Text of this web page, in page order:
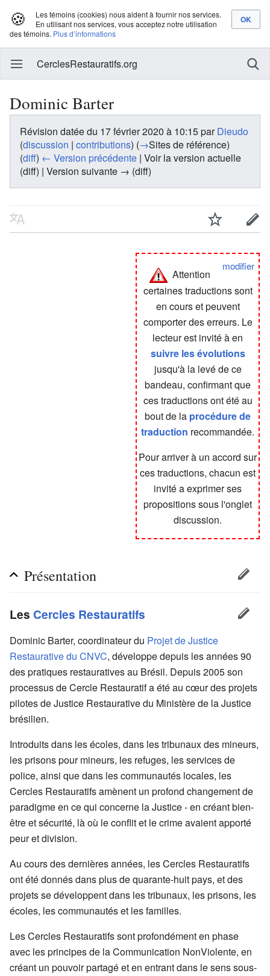
🍪
Les témoins (cookies) nous aident à fournir nos services.
En utilisant nos services, vous acceptez notre utilisation
des témoins. Plus d’informations
CerclesRestauratifs.org
Dominic Barter
Révision datée du 17 février 2020 à 10:15 parDieudo
(discussion | contributions) (→Sites de référence)
(diff) ← Version précédente | Voir la version actuelle
(diff) | Version suivante → (diff)
modifier
Attention
certaines traductions sont
en cours et peuvent
comporter des erreurs. Le
lecteur est invité à en
suivre les évolutions
jusqu'à la levé de ce
bandeau, confirmant que
ces traductions ont été au
bout de la procédure de
traduction recommandée.
Pour arriver à un accord sur
ces traductions, chacun est
invité a exprimer ses
propositions sous l'onglet
discussion.
Présentation
Les Cercles Restauratifs
Dominic Barter, coordinateur du Projet de Justice
Restaurative du CNVC, développe depuis les années 90
des pratiques restauratives au Brésil. Depuis 2005 son
processus de Cercle Restauratif a été au cœur des projets
pilotes de Justice Restaurative du Ministère de la Justice
brésilien.
Introduits dans les écoles, dans les tribunaux des mineurs,
les prisons pour mineurs, les refuges, les services de
police, ainsi que dans les communautés locales, les
Cercles Restauratifs amènent un profond changement de
paradigme en ce qui concerne la Justice - en créant bien-
être et sécurité, là où le conflit et le crime avaient apporté
peur et division.
Au cours des dernières années, les Cercles Restauratifs
ont été donnés dans plus de quarante-huit pays, et des
projets se développent dans les tribunaux, les prisons, les
écoles, les communautés et les familles.
Les Cercles Restauratifs sont profondément en phase
avec les principes de la Communication NonViolente, en
créant un pouvoir partagé et en entrant dans le sens sous-